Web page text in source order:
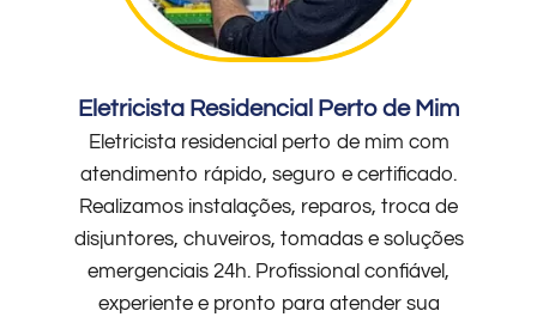
Eletricista Residencial Perto de Mim
Eletricista residencial perto de mim com
atendimento rápido, seguro e certificado.
Realizamos instalações, reparos, troca de
disjuntores, chuveiros, tomadas e soluções
emergenciais 24h. Profissional confiável,
experiente e pronto para atender sua